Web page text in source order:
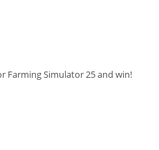
Farming Simulator 25 and win!